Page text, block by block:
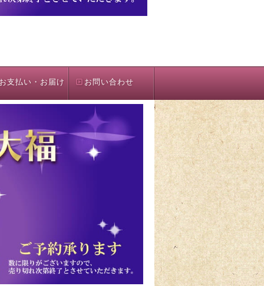
支払い・お届け お問い合わせ